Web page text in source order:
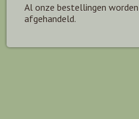
Al onze bestellingen
afgehandeld.